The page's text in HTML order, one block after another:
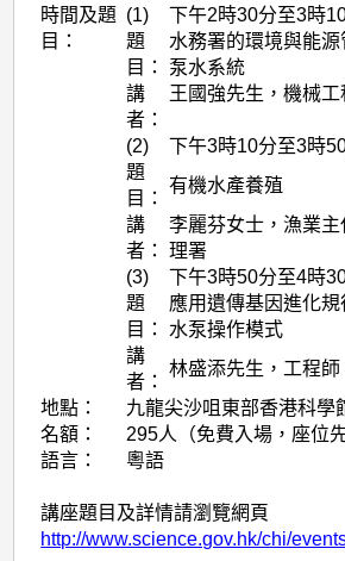
時間及題
目：
(1)
下午2時30分至3時
題
目：
水務署的環境與能
泵水系統
講
者：
王國強先生，機械
(2)
下午3時10分至3時
題
目：
有機水產養殖
講
者：
李麗芬女士，漁業
理署
(3)
下午3時50分至4時
題
目：
應用遺傳基因進化
水泵操作模式
講
者：
林盛添先生，工程
地點：
九龍尖沙咀東部香港科學
名額：
295人（免費入場，座位
語言：
粵語
講座題目及詳情請瀏覽網頁
http://www.science.gov.hk/chi/